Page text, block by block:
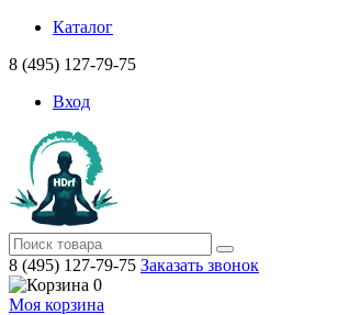
Каталог
8 (495) 127-79-75
Вход
8 (495) 127-79-75 Заказать звонок
0
Моя корзина